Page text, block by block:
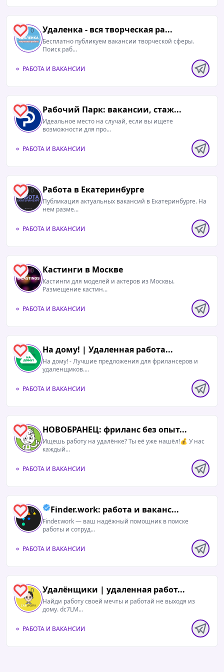
0 Удаленка - вся творческая ра...
Бесплатно публикуем вакансии творческой сферы.
Поиск раб...
РАБОТА И ВАКАНСИИ
0 Рабочий Парк: вакансии, стаж...
Идеальное место на случай, если вы ищете
возможности для про...
РАБОТА И ВАКАНСИИ
0 Работа в Екатеринбурге
Публикация актуальных вакансий в Екатеринбурге. На
нем разме...
РАБОТА И ВАКАНСИИ
0 Кастинги в Москве
Кастинги для моделей и актеров из Москвы.
Размещение кастин...
РАБОТА И ВАКАНСИИ
0 На дому! | Удаленная работа...
На дому! - Лучшие предложения для фрилансеров и
удаленщиков....
РАБОТА И ВАКАНСИИ
0 НОВОБРАНЕЦ: фриланс без опыт...
Ищешь работу на удалёнке? Ты её уже нашёл!💰 У нас
каждый...
РАБОТА И ВАКАНСИИ
0 Finder.work: работа и ваканс...
Finder.work — ваш надёжный помощник в поиске
работы и сотруд...
РАБОТА И ВАКАНСИИ
0 Удалёнщики | удаленная работ...
Найди работу своей мечты и работай не выходя из
дому. dc7LM...
РАБОТА И ВАКАНСИИ